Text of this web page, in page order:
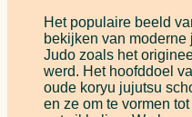
Het populaire beeld
bekijken van
Judo zoals het
werd. Het hoofddoel
oude koryu jujutsu
en ze om te vormen